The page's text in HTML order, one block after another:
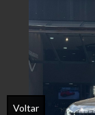
Voltar